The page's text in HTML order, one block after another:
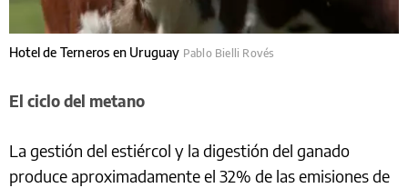
Hotel de Terneros en Uruguay Pablo Bielli Rovés
El ciclo del metano
La gestión del estiércol y la digestión del ganado
produce aproximadamente el 32% de las emisiones de